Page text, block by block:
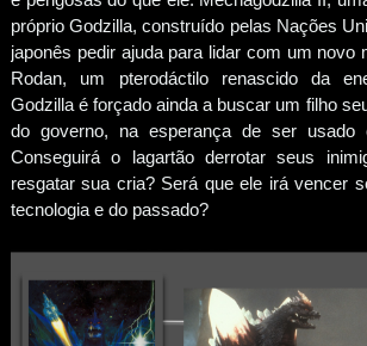
próprio Godzilla, construído pelas Nações
japonês pedir ajuda para lidar com um novo
Rodan, um pterodáctilo renascido da
Godzilla é forçado ainda a buscar um filho
do governo, na esperança de ser usado
Conseguirá o lagartão derrotar seus
resgatar sua cria? Será que ele irá vencer
tecnologia e do passado?